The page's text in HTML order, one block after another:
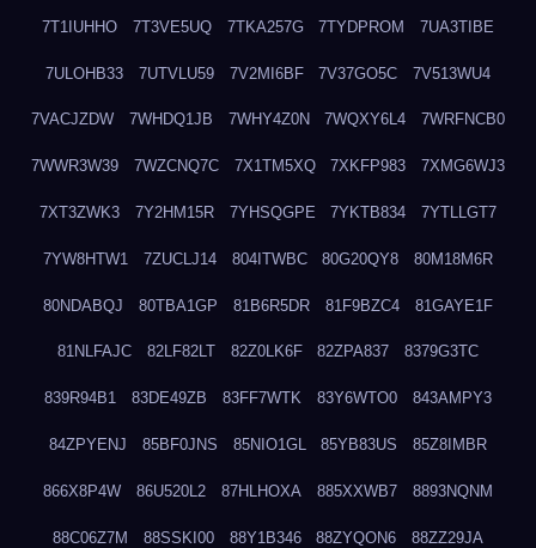
7T1IUHHO 7T3VE5UQ 7TKA257G 7TYDPROM 7UA3TIBE
7ULOHB33 7UTVLU59 7V2MI6BF 7V37GO5C 7V513WU4
7VACJZDW 7WHDQ1JB 7WHY4Z0N 7WQXY6L4 7WRFNCB0
7WWR3W39 7WZCNQ7C 7X1TM5XQ 7XKFP983 7XMG6WJ3
7XT3ZWK3 7Y2HM15R 7YHSQGPE 7YKTB834 7YTLLGT7
7YW8HTW1 7ZUCLJ14 804ITWBC 80G20QY8 80M18M6R
80NDABQJ 80TBA1GP 81B6R5DR 81F9BZC4 81GAYE1F
81NLFAJC 82LF82LT 82Z0LK6F 82ZPA837 8379G3TC
839R94B1 83DE49ZB 83FF7WTK 83Y6WTO0 843AMPY3
84ZPYENJ 85BF0JNS 85NIO1GL 85YB83US 85Z8IMBR
866X8P4W 86U520L2 87HLHOXA 885XXWB7 8893NQNM
88C06Z7M 88SSKI00 88Y1B346 88ZYQON6 88ZZ29JA